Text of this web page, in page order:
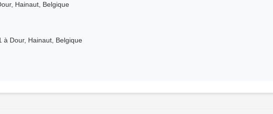
Hainaut, Belgique
à Dour, Hainaut, Belgique